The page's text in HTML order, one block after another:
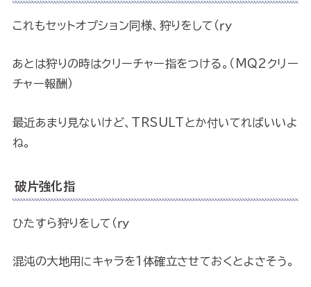
これもセットオプション同様、狩りをして（ｒｙ
あとは狩りの時はクリーチャー指をつける。（MQ2クリー
チャー報酬）
最近あまり見ないけど、TRSULTとか付いてればいいよ
ね。
破片強化指
ひたすら狩りをして（ｒｙ
混沌の大地用にキャラを1体確立させておくとよさそう。